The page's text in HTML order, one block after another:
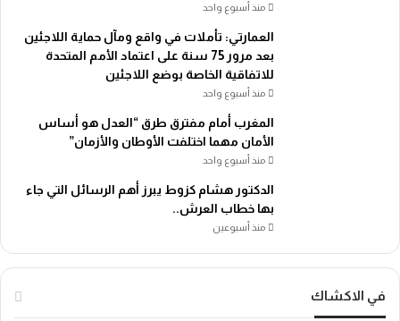
منذ أسبوع واحد
العمارتي: تأملات في واقع ومآل حماية اللاجئين
بعد مرور 75 سنة على اعتماد الأمم المتحدة
للاتفاقية الخاصة بوضع اللاجئين
منذ أسبوع واحد
المغرب أمام مفترق طرق “العدل هو أساس
الأمان مهما اختلفت الأوطان والأزمان”
منذ أسبوع واحد
الدكتور هشام كزوط يبرز أهم الرسائل التي جاء
بها خطاب العرش..
منذ أسبوعين
في الاكشاك